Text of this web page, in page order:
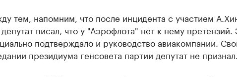
тем, напомним, что после инцидента с участием
писал, что у "Аэрофлота" нет к нему претензий.
подтверждало и руководство авиакомпании.
президиума генсовета партии депутат не признал.